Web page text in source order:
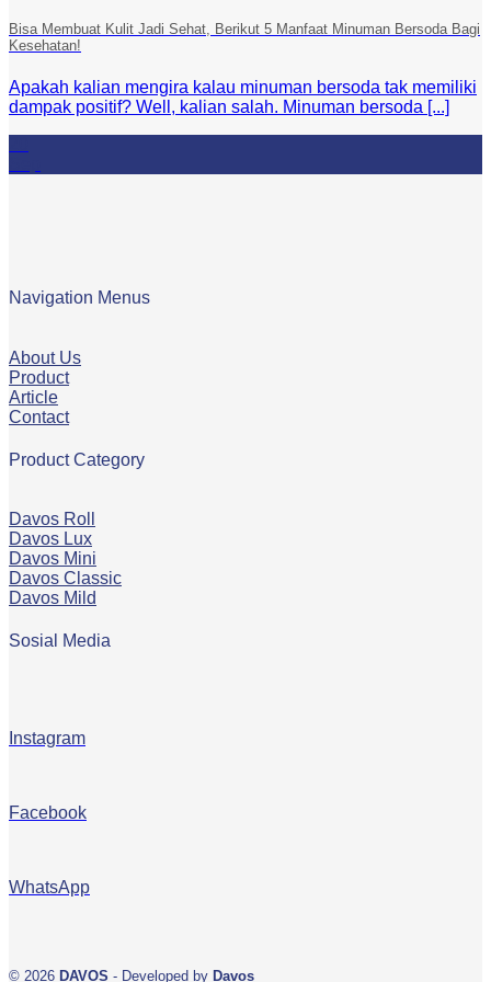
Bisa Membuat Kulit Jadi Sehat, Berikut 5 Manfaat Minuman Bersoda Bagi
Kesehatan!
Apakah kalian mengira kalau minuman bersoda tak memiliki
dampak positif? Well, kalian salah. Minuman bersoda [...]
Navigation Menus
About Us
Product
Article
Contact
Product Category
Davos Roll
Davos Lux
Davos Mini
Davos Classic
Davos Mild
Sosial Media
Instagram
Facebook
WhatsApp
© 2026 DAVOS - Developed by Davos